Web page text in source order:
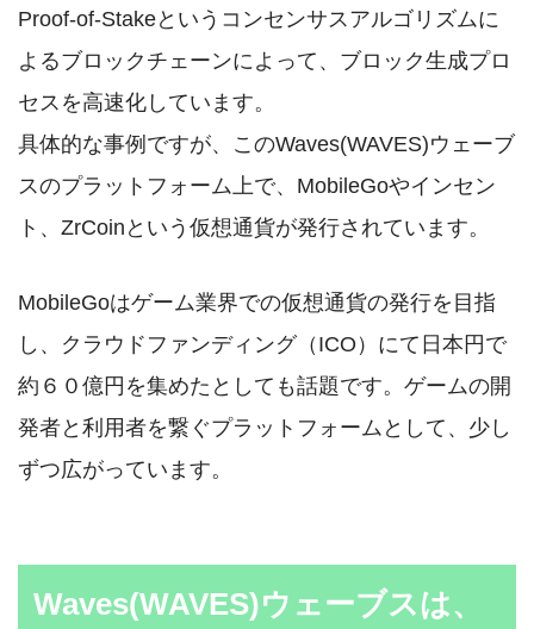
Proof-of-Stakeというコンセンサスアルゴリズムに
よるブロックチェーンによって、ブロック生成プロ
セスを高速化しています。
具体的な事例ですが、このWaves(WAVES)ウェーブ
スのプラットフォーム上で、MobileGoやインセン
ト、ZrCoinという仮想通貨が発行されています。
MobileGoはゲーム業界での仮想通貨の発行を目指
し、クラウドファンディング（ICO）にて日本円で
約６０億円を集めたとしても話題です。ゲームの開
発者と利用者を繋ぐプラットフォームとして、少し
ずつ広がっています。
Waves(WAVES)ウェーブスは、